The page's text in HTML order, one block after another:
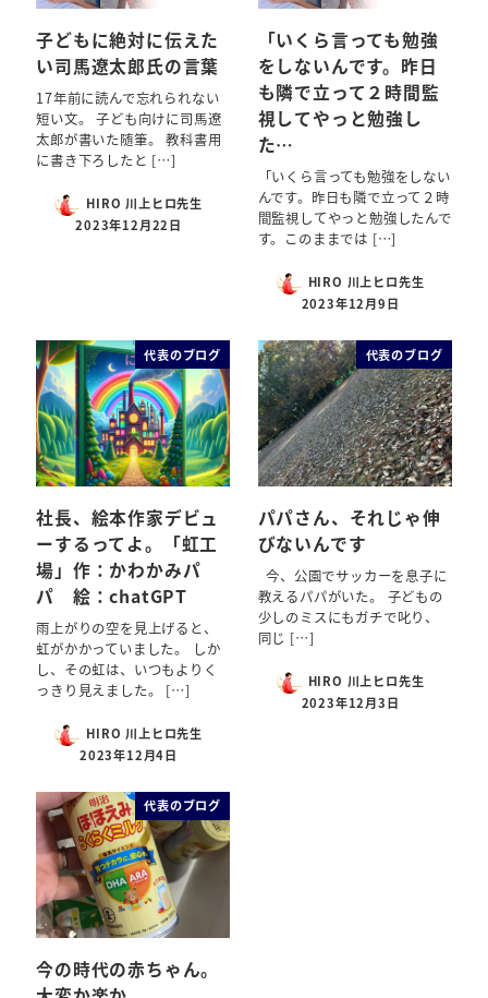
子どもに絶対に伝えた
い司馬遼太郎氏の言葉
17年前に読んで忘れられない
短い文。 子ども向けに司馬遼
太郎が書いた随筆。 教科書用
に書き下ろしたと […]
HIRO 川上ヒロ先生
2023年12月22日
「いくら言っても勉強
をしないんです。昨日
も隣で立って２時間監
視してやっと勉強し
た…
「いくら言っても勉強をしない
んです。昨日も隣で立って２時
間監視してやっと勉強したんで
す。このままでは […]
HIRO 川上ヒロ先生
2023年12月9日
代表のブログ
社長、絵本作家デビュ
ーするってよ。「虹工
場」作：かわかみパ
パ 絵：chatGPT
雨上がりの空を見上げると、
虹がかかっていました。 しか
し、その虹は、いつもよりく
っきり見えました。 […]
HIRO 川上ヒロ先生
2023年12月4日
代表のブログ
パパさん、それじゃ伸
びないんです
今、公園でサッカーを息子に
教えるパパがいた。 子どもの
少しのミスにもガチで叱り、
同じ […]
HIRO 川上ヒロ先生
2023年12月3日
代表のブログ
今の時代の赤ちゃん。